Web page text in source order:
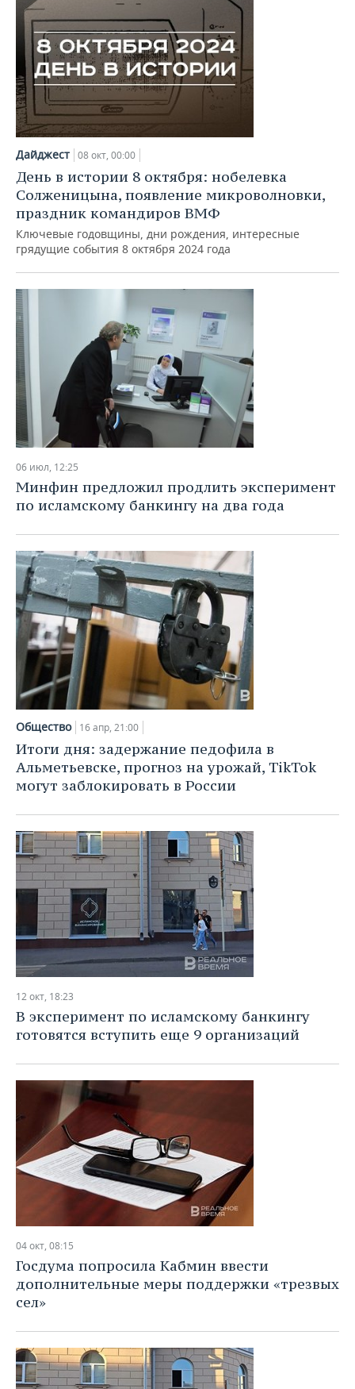
Дайджест 08 окт, 00:00
День в истории 8 октября: нобелевка
Солженицына, появление микроволновки,
праздник командиров ВМФ
Ключевые годовщины, дни рождения, интересные
грядущие события 8 октября 2024 года
06 июл, 12:25
Минфин предложил продлить эксперимент
по исламскому банкингу на два года
Общество 16 апр, 21:00
Итоги дня: задержание педофила в
Альметьевске, прогноз на урожай, TikTok
могут заблокировать в России
12 окт, 18:23
В эксперимент по исламскому банкингу
готовятся вступить еще 9 организаций
04 окт, 08:15
Госдума попросила Кабмин ввести
дополнительные меры поддержки «трезвых
сел»